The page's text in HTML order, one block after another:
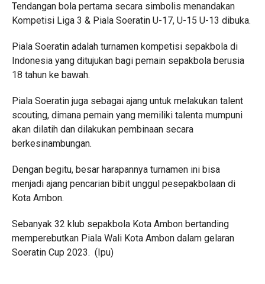
Tendangan bola pertama secara simbolis menandakan
Kompetisi Liga 3 & Piala Soeratin U-17, U-15 U-13 dibuka.
Piala Soeratin adalah turnamen kompetisi sepakbola di
Indonesia yang ditujukan bagi pemain sepakbola berusia
18 tahun ke bawah.
Piala Soeratin juga sebagai ajang untuk melakukan talent
scouting, dimana pemain yang memiliki talenta mumpuni
akan dilatih dan dilakukan pembinaan secara
berkesinambungan.
Dengan begitu, besar harapannya turnamen ini bisa
menjadi ajang pencarian bibit unggul pesepakbolaan di
Kota Ambon.
Sebanyak 32 klub sepakbola Kota Ambon bertanding
memperebutkan Piala Wali Kota Ambon dalam gelaran
Soeratin Cup 2023. (Ipu)